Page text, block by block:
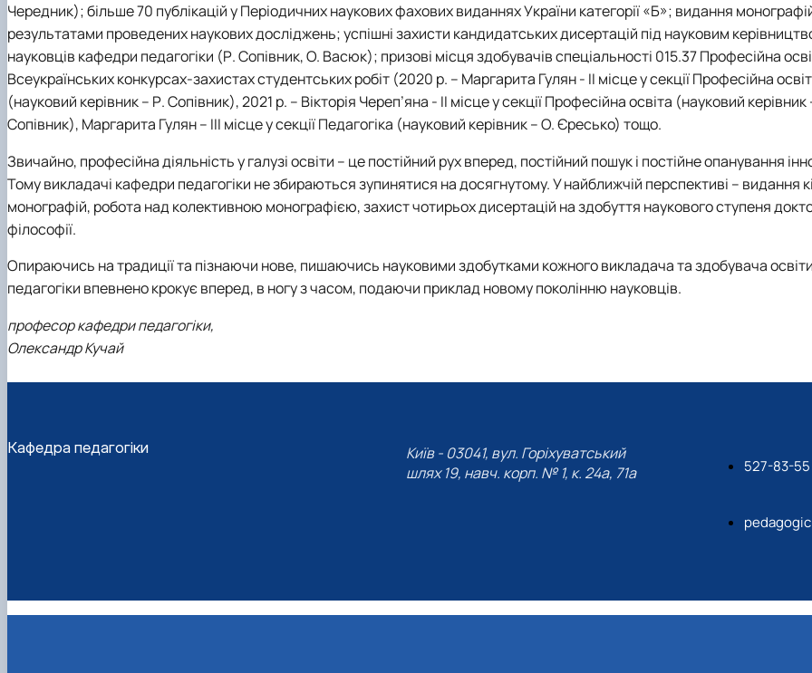
Чередник); більше 70 публікацій у Періодичних наукових фахових виданнях України категорії «Б»; видання
результатами проведених наукових досліджень; успішні захисти кандидатських дисертацій під науковим
науковців кафедри педагогіки (Р. Сопівник, О. Васюк); призові місця здобувачів спеціальності 015.37 Професійна
Всеукраїнських конкурсах-захистах студентських робіт (2020 р. – Маргарита Гулян - ІІ місце у секції Професійна
(науковий керівник – Р. Сопівник), 2021 р. – Вікторія Череп’яна - ІІ місце у секції Професійна освіта (науковий керівник
Сопівник), Маргарита Гулян – ІІІ місце у секції Педагогіка (науковий керівник – О. Єресько) тощо.
Звичайно, професійна діяльність у галузі освіти – це постійний рух вперед, постійний пошук і постійне опанування
Тому викладачі кафедри педагогіки не збираються зупинятися на досягнутому. У найближчій перспективі – видання
монографій, робота над колективною монографією, захист чотирьох дисертацій на здобуття наукового ступеня
філософії.
Опираючись на традиції та пізнаючи нове, пишаючись науковими здобутками кожного викладача та здобувача
педагогіки впевнено крокує вперед, в ногу з часом, подаючи приклад новому поколінню науковців.
професор кафедри педагогіки,
Олександр Кучай
Кафедра педагогіки
Київ - 03041, вул. Горіхуватський
шлях 19, навч. корп. № 1, к. 24а, 71а
527-83-55